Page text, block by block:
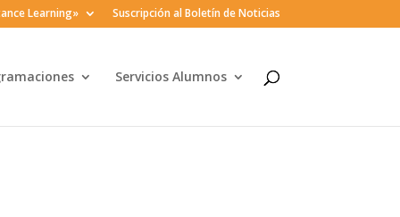
Learning» Suscripción al Boletín de Noticias
Servicios Alumnos